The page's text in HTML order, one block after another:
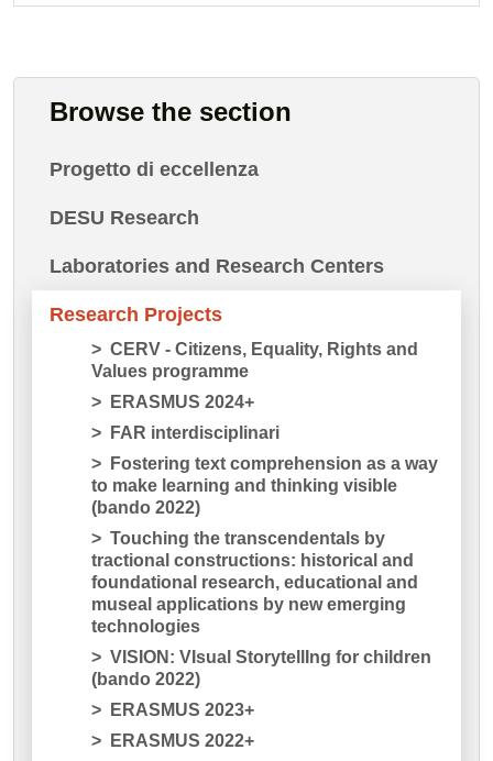
Browse the section
Progetto di eccellenza
DESU Research
Laboratories and Research Centers
Research Projects
CERV - Citizens, Equality, Rights and
Values programme
ERASMUS 2024+
FAR interdisciplinari
Fostering text comprehension as a way
to make learning and thinking visible
(bando 2022)
Touching the transcendentals by
tractional constructions: historical and
foundational research, educational and
museal applications by new emerging
technologies
VISION: VIsual StorytellIng for children
(bando 2022)
ERASMUS 2023+
ERASMUS 2022+